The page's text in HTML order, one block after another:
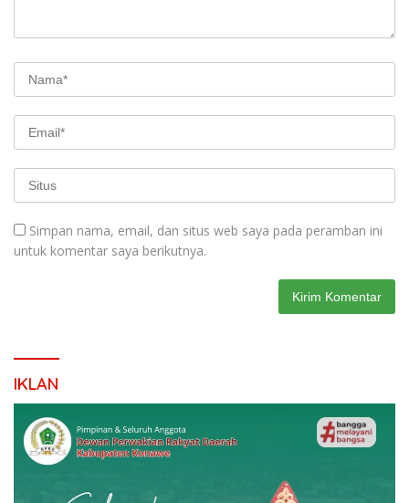
Simpan nama, email, dan situs web saya pada peramban ini
untuk komentar saya berikutnya.
IKLAN